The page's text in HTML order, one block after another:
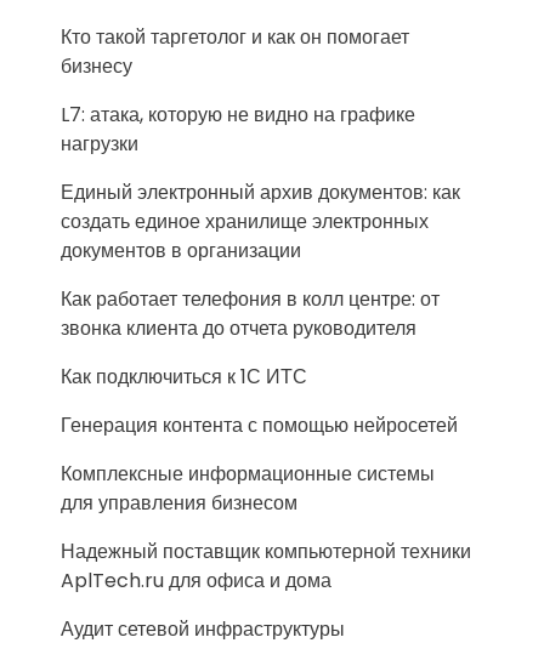
Кто такой таргетолог и как он помогает
бизнесу
L7: атака, которую не видно на графике
нагрузки
Единый электронный архив документов: как
создать единое хранилище электронных
документов в организации
Как работает телефония в колл центре: от
звонка клиента до отчета руководителя
Как подключиться к 1С ИТС
Генерация контента с помощью нейросетей
Комплексные информационные системы
для управления бизнесом
Надежный поставщик компьютерной техники
AplTech.ru для офиса и дома
Аудит сетевой инфраструктуры